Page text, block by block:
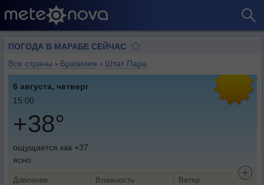
ПОГОДА В МАРАБЕ СЕЙЧАС
Все страны › Бразилия › Штат Пара
6 августа, четверг
15:00
+38°
ощущается как +37
ясно
Давление Влажность Ветер